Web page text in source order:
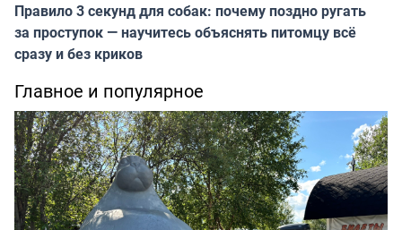
Правило 3 секунд для собак: почему поздно ругать
за проступок — научитесь объяснять питомцу всё
сразу и без криков
Главное и популярное